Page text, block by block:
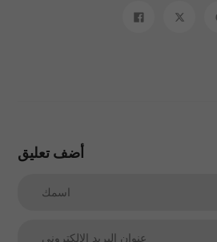
شارك
تغريدة
أضف تعليق